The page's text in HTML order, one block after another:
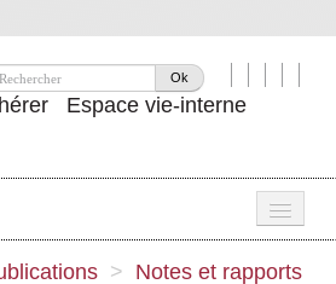
Ok
Espace vie-interne
> Notes et rapports